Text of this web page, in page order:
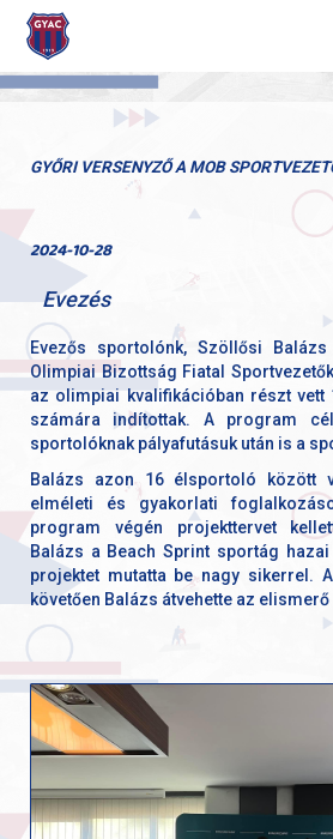
GYŐRI VERSENYZŐ A MOB
2024-10-28
Evezés
Evezős sportolónk, Szöllősi
Olimpiai Bizottság Fiatal
az olimpiai kvalifikációban részt vett
számára indítottak. A program
sportolóknak pályafutásuk után is a
Balázs azon 16 élsportoló között
elméleti és gyakorlati
program végén projekttervet
Balázs a Beach Sprint sportág
projektet mutatta be nagy sikerrel.
követően Balázs átvehette az